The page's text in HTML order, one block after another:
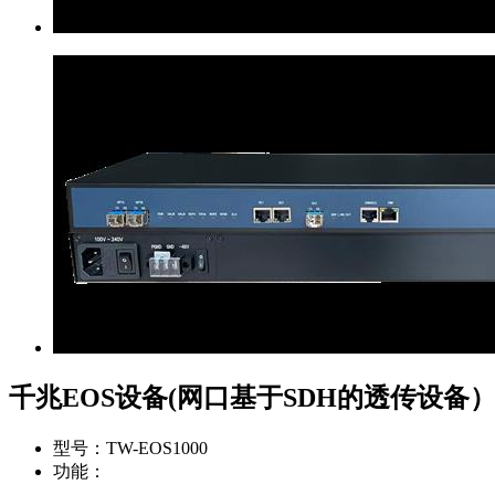
千兆EOS设备(网口基于SDH的透传设备）
型号： TW-EOS1000
功能：